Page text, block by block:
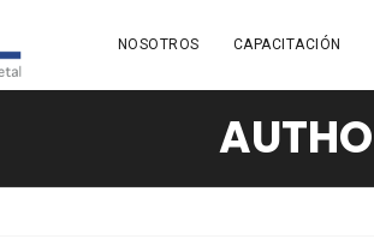
NOSOTROS CAPACITACIÓN